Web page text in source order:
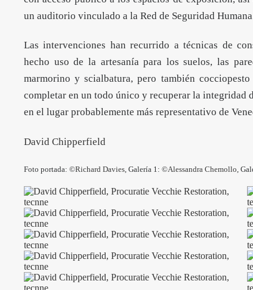
un auditorio vinculado a la Red de Seguridad
Las intervenciones han recurrido a técnicas de
hecho uso de la artesanía para los suelos, las
marmorino y scialbatura, pero también
completar en un todo único y recuperar la integridad
en el lugar probablemente más representativo de
David Chipperfield
Foto portada: ©Richard Davies , Galería 1: ©Alessandra Chemollo ,